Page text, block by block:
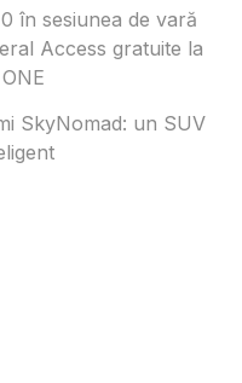
în sesiunea de vară
Access gratuite la
SkyNomad: un SUV